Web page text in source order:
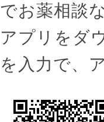
でお薬相談
アプリをダ
を入力で、